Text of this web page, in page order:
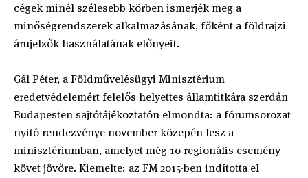
cégek minél szélesebb körben ismerjék meg a
minőségrendszerek alkalmazásának, főként a földrajzi
árujelzők használatának előnyeit.
Gál Péter, a Földművelésügyi Minisztérium
eredetvédelemért felelős helyettes államtitkára szerdán
Budapesten sajtótájékoztatón elmondta: a fórumsorozat
nyitó rendezvénye november közepén lesz a
minisztériumban, amelyet még 10 regionális esemény
követ jövőre. Kiemelte: az FM 2015-ben indította el